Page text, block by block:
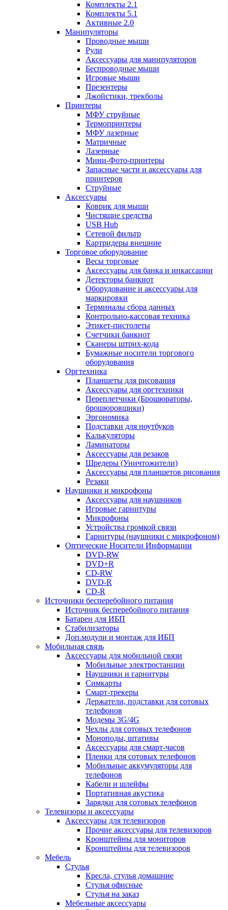
Комплекты 2.1
Комплекты 5.1
Активные 2.0
Манипуляторы
Проводные мыши
Рули
Аксессуары для манипуляторов
Беспроводные мыши
Игровые мыши
Презентеры
Джойстики, трекболы
Принтеры
МФУ струйные
Термопринтеры
МФУ лазерные
Матричные
Лазерные
Мини-Фото-принтеры
Запасные части и аксессуары для
принтеров
Струйные
Аксессуары
Коврик для мыши
Чистящие средства
USB Hub
Сетевой фильтр
Картридеры внешние
Торговое оборудование
Весы торговые
Аксессуары для банка и инкассации
Детекторы банкнот
Оборудование и аксессуары для
маркировки
Терминалы сбора данных
Контрольно-кассовая техника
Этикет-пистолеты
Счетчики банкнот
Сканеры штрих-кода
Бумажные носители торгового
оборудования
Оргтехника
Планшеты для рисования
Аксессуары для оргтехники
Переплетчики (Брошюраторы,
брошюровщики)
Эргономика
Подставки для ноутбуков
Калькуляторы
Ламинаторы
Аксессуары для резаков
Шредеры (Уничтожители)
Аксессуары для планшетов рисования
Резаки
Наушники и микрофоны
Аксессуары для наушников
Игровые гарнитуры
Микрофоны
Устройства громкой связи
Гарнитуры (наушники с микрофоном)
Оптические Носители Информации
DVD-RW
DVD+R
CD-RW
DVD-R
CD-R
Источники бесперебойного питания
Источник бесперебойного питания
Батареи для ИБП
Стабилизаторы
Доп.модули и монтаж для ИБП
Мобильная связь
Аксессуары для мобильной связи
Мобильные электростанции
Наушники и гарнитуры
Симкарты
Смарт-трекеры
Держатели, подставки для сотовых
телефонов
Модемы 3G/4G
Чехлы для сотовых телефонов
Моноподы, штативы
Аксессуары для смарт-часов
Пленки для сотовых телефонов
Мобильные аккумуляторы для
телефонов
Кабели и шлейфы
Портативная акустика
Зарядки для сотовых телефонов
Телевизоры и аксессуары
Аксессуары для телевизоров
Прочие аксессуары для телевизоров
Кронштейны для мониторов
Кронштейны для телевизоров
Мебель
Стулья
Кресла, стулья домашние
Стулья офисные
Стулья на заказ
Мебельные аксессуары